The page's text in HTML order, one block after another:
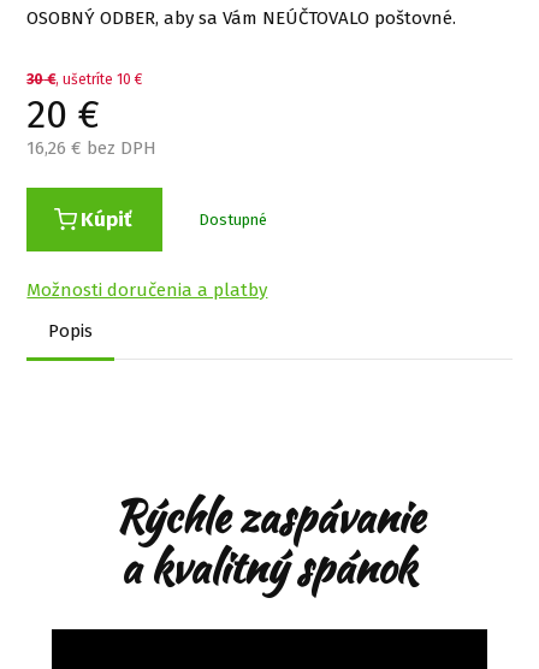
OSOBNÝ ODBER, aby sa Vám NEÚČTOVALO poštovné.
30€, ušetríte 10 €
20 €
16,26 € bez DPH
Kúpiť Dostupné
Možnosti doručenia a platby
Popis
Rýchle zaspávanie
a kvalitný spánok